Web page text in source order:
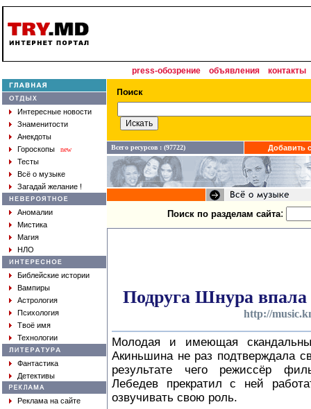
press-обозрение объявления контакты
Интересные новости
Знаменитости
Анекдоты
Гороскопы
new
Тесты
Всё о музыке
Загадай желание !
Аномалии
Мистика
Магия
НЛО
Библейские истории
Вампиры
Астрология
Психология
Твоё имя
Технологии
Фантастика
Детективы
Реклама на сайте
Всего ресурсов : (97722) Добавить
Поиск по разделам сайта:
Подруга Шнура
http://
Молодая и имеющая
Акиньшина не раз подтверждала
результате чего режиссёр
Лебедев прекратил с ней
озвучивать свою роль.